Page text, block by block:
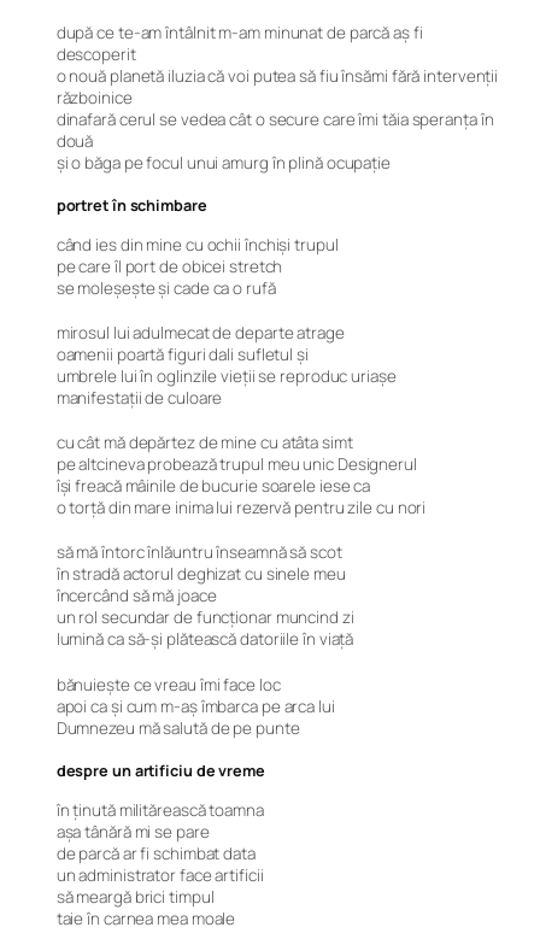
după ce te-am întâlnit m-am minunat de parcă aş fi
descoperit
o nouă planetă iluzia că voi putea să fiu însămi fără intervenţii
războinice
dinafară cerul se vedea cât o secure care îmi tăia speranţa în
două
şi o băga pe focul unui amurg în plină ocupaţie
portret în schimbare
când ies din mine cu ochii închişi trupul
pe care îl port de obicei stretch
se moleşeşte şi cade ca o rufă
mirosul lui adulmecat de departe atrage
oamenii poartă figuri dali sufletul şi
umbrele lui în oglinzile vieţii se reproduc uriaşe
manifestaţii de culoare
cu cât mă depărtez de mine cu atâta simt
pe altcineva probează trupul meu unic Designerul
îşi freacă mâinile de bucurie soarele iese ca
o torţă din mare inima lui rezervă pentru zile cu nori
să mă întorc înlăuntru înseamnă să scot
în stradă actorul deghizat cu sinele meu
încercând să mă joace
un rol secundar de funcţionar muncind zi
lumină ca să-şi plătească datoriile în viaţă
bănuieşte ce vreau îmi face loc
apoi ca şi cum m-aş îmbarca pe arca lui
Dumnezeu mă salută de pe punte
despre un artificiu de vreme
în ţinută militărească toamna
aşa tânără mi se pare
de parcă ar fi schimbat data
un administrator face artificii
să meargă brici timpul
taie în carnea mea moale